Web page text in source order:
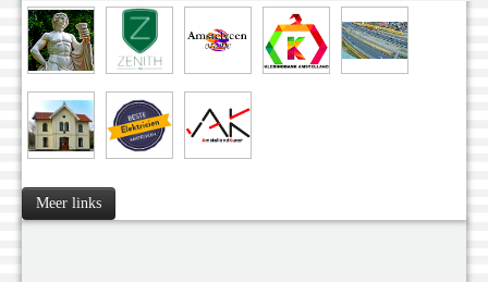
Meer links